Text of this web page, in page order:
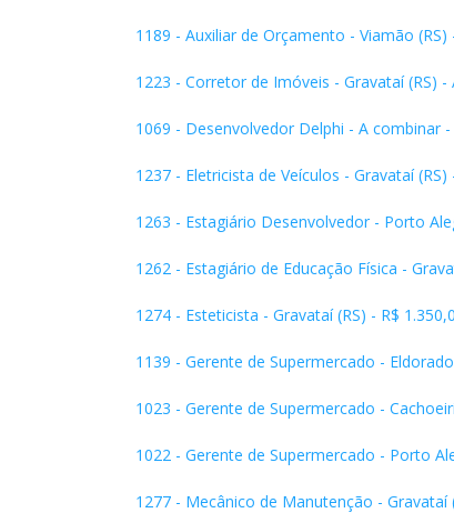
1189 - Auxiliar de Orçamento - Viamão
1223 - Corretor de Imóveis - Gravataí (RS)
1069 - Desenvolvedor Delphi - A combinar
1237 - Eletricista de Veículos - Gravataí
1263 - Estagiário Desenvolvedor - Porto
1262 - Estagiário de Educação Física -
1274 - Esteticista - Gravataí (RS) - R$
1139 - Gerente de Supermercado -
1023 - Gerente de Supermercado -
1022 - Gerente de Supermercado - Porto
1277 - Mecânico de Manutenção - Gravataí